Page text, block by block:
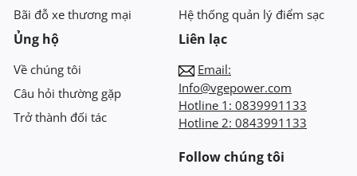
Bãi đỗ xe thương mại
Hệ thống quản lý điểm sạc
Ủng hộ
Về chúng tôi
Câu hỏi thường gặp
Trở thành đối tác
Liên lạc
Email:
Info@vgepower.com
Hotline 1: 0839991133
Hotline 2: 0843991133
Follow chúng tôi